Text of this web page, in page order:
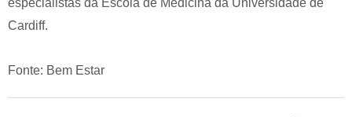
especialistas da Escola de Medicina da Universidade de
Cardiff.
Fonte: Bem Estar